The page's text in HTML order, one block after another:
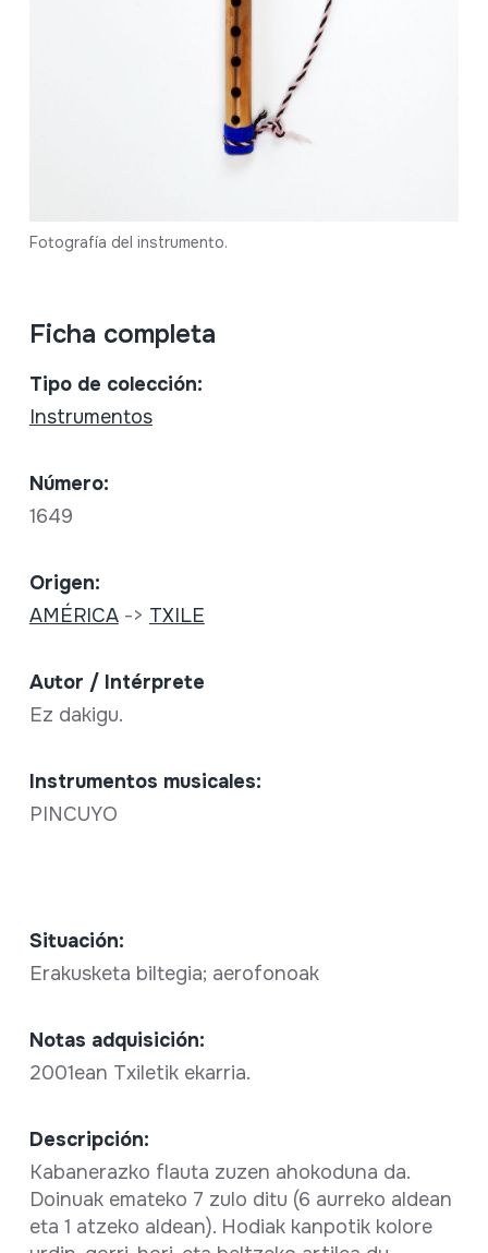
Fotografía del instrumento.
Ficha completa
Tipo de colección:
Instrumentos
Número:
1649
Origen:
AMÉRICA-> TXILE
Autor / Intérprete
Ez dakigu.
Instrumentos musicales:
PINCUYO
Situación:
Erakusketa biltegia; aerofonoak
Notas adquisición:
2001ean Txiletik ekarria.
Descripción:
Kabanerazko flauta zuzen ahokoduna da.
Doinuak emateko 7 zulo ditu (6 aurreko aldean
eta 1 atzeko aldean). Hodiak kanpotik kolore